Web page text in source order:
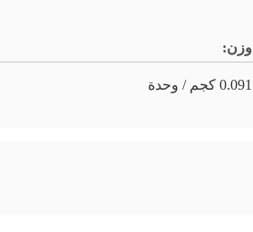
وزن:
0.091 كجم / وحدة